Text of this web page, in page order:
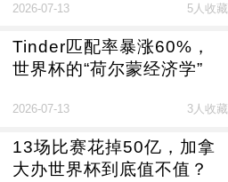
2026-07-13 5人收藏
Tinder匹配率暴涨60%，
世界杯的“荷尔蒙经济学”
2026-07-13 3人收藏
13场比赛花掉50亿，加拿
大办世界杯到底值不值？